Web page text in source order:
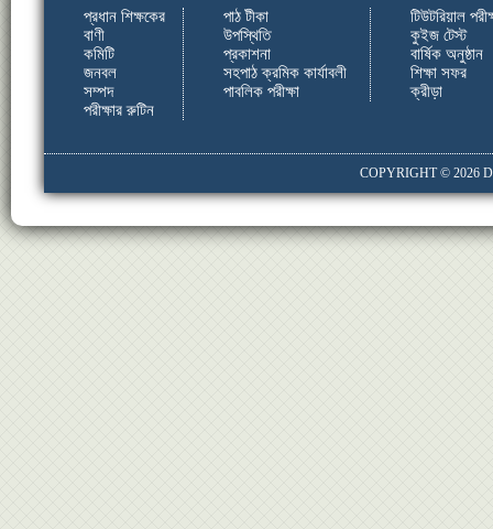
প্রধান শিক্ষকের
বাণী
কমিটি
জনবল
সম্পদ
পরীক্ষার রুটিন
পাঠ টীকা
উপস্থিতি
প্রকাশনা
সহপাঠ ক্রমিক কার্যাবলী
পাবলিক পরীক্ষা
টিউটরিয়াল
কুইজ টেস্ট
বার্ষিক অনুষ্ঠান
শিক্ষা সফর
ক্রীড়া
COPYRIGHT © 2026